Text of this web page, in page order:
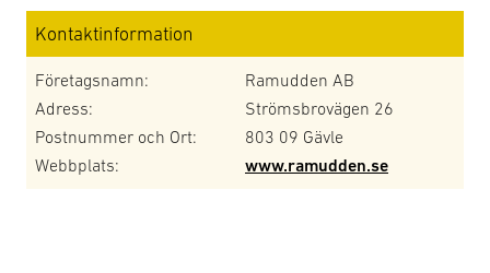
Kontaktinformation
Företagsnamn:
Ramudden AB
Adress:
Strömsbrovägen 26
Postnummer och Ort:
803 09 Gävle
Webbplats:
www.ramudden.se